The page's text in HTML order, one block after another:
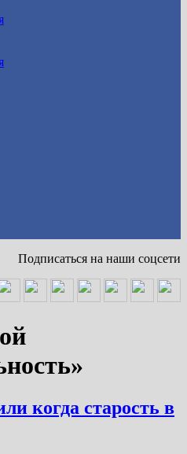
Подписаться на наши соцсети
когда старость в